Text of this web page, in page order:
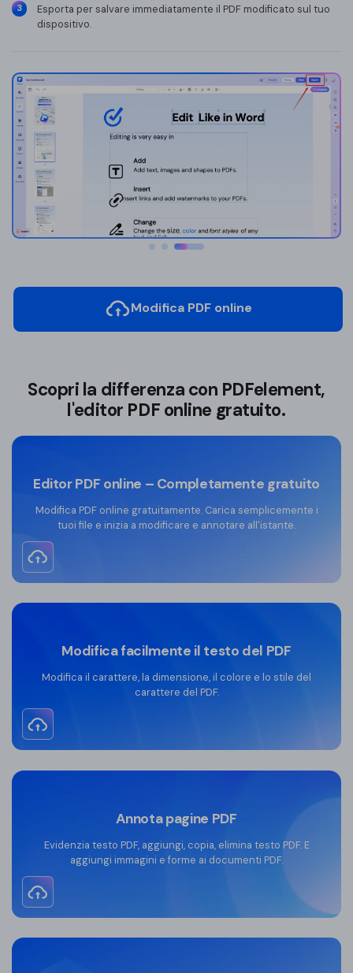
3
Esporta per salvare immediatamente il PDF modificato sul tuo
dispositivo.
Modifica PDF online
Scopri la differenza con PDFelement,
l'editor PDF online gratuito.
Editor PDF online – Completamente gratuito
Modifica PDF online gratuitamente. Carica semplicemente i
tuoi file e inizia a modificare e annotare all'istante.
Modifica facilmente il testo del PDF
Modifica il carattere, la dimensione, il colore e lo stile del
carattere del PDF.
Annota pagine PDF
Evidenzia testo PDF, aggiungi, copia, elimina testo PDF. E
aggiungi immagini e forme ai documenti PDF.